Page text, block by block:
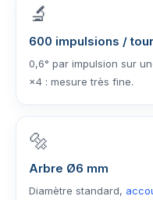
🔬
600 impulsions / tour
0,6° par impulsion sur
×4 : mesure très fine.
🔩
Arbre Ø6 mm
Diamètre standard,